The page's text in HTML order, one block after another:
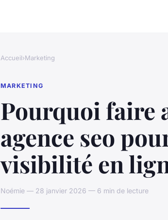
Accueil›Marketing
MARKETING
Pourquoi faire
agence seo
visibilité en
Noémie — 28 janvier 2026 — 6 min de lecture